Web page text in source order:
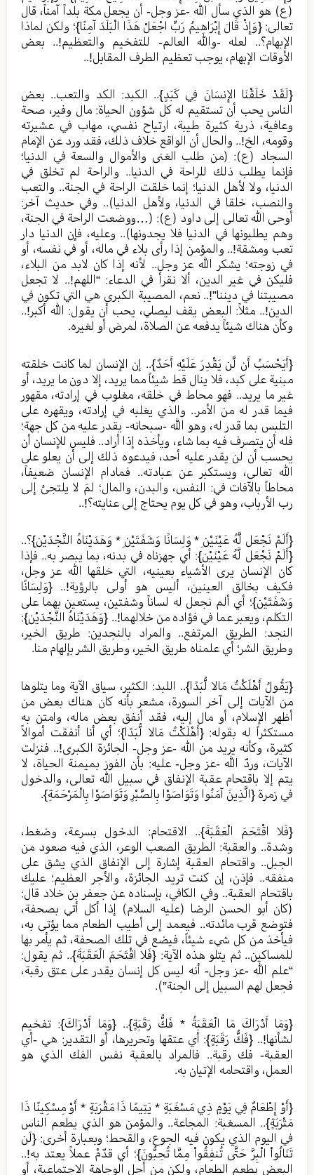
(ع) هو الذي سأل الله -عز وجل- أن يجعل مكة بلداً آمناً، قال
تعالى: {وَإِذْ قَالَ إِبْرَاهِيمُ رَبِّ اجْعَلْ هَذَا الْبَلَدَ آمِنًا}؛ ولكن لماذا
الإبهام؟.. لعله -والله العالم- للتفخيم والتعظيم!.. بعض
الأوقات الإبهام، يوجب تعظيم الطرف المقابل!..
{لَقَدْ خَلَقْنَا الإِنسَانَ فِي كَبَدٍ}.. الكبد: الكد والتعب.. بعض
الناس يحب أن تستقيم له كل شؤون الحياة: مال وفير، صحة
وعافية، ذرية كثيرة طيبة، ارتياح نفسي، مهاب في عشيرته
وقومه، الخ!.. والحال أن الواقع خلاف ذلك، فقد ورد عن الإمام
السجاد (ع): (من طلب الغنى والأموال والسعة في الدنيا؛
فإنما يطلب ذلك للراحة في الدنيا.. والراحة لم تخلق في
الدنيا، ولا لأهل الدنيا؛ إنما خلقت الراحة في الجنة.. والتعب
والنصب، خلقا في الدنيا، ولأهل الدنيا).. وفي حديث آخر:
أوحى الله تعالى إلى داود (ع): (…ووضعت الراحة في الجنة،
وهم يطلبونها في الدنيا فلا يجدونها).. وعليه، فإن الدنيا دار
تعب ومشقة!.. والمؤمن إذا رأى بلاء في ماله، أو في نفسه، أو
في زوجته؛ يشكر الله عز وجل.. لأنه إذا كان لابد من البلاء،
فليكن في غير الدين، ألا نقرأ في الدعاء: “اللهم!.. لا تجعل
مصيبتنا في ديننا”!.. نعم، المصيبة الكبرى هي التي تكون في
الدين!.. مثلاً: البعض يقف ليصلي، يحب أن يقول: الله أكبر!..
وكأن هناك شيئاً يدفعه عن الصلاة، لمرض أو لغيره.
{أَيَحْسَبُ أَن لَّن يَقْدِرَ عَلَيْهِ أَحَدٌ}.. إن الإنسان لما كانت خلقته
مبنية على كبد، فلا ينال قط شيئاً مما يريد، إلا دون ما يريد، أو
غير ما يريد.. فهو محاط في خلقه، مغلوب في إرادته، مقهور
فيما قدر له من الأمر.. والذي يغلبه في إرادته، ويقهره على
التلبس بما قدر له، وهو الله -سبحانه- يقدر عليه من كل جهة؛
فله أن يتصرف فيه بما شاء، ويأخذه إذا أراد.. فليس للإنسان أن
يحسب أن لن يقدر عليه أحد، فيدعوه ذلك إلى أن يعلو على
الله تعالى، ويستكبر عن عبادته.. فمادام الإنسان ضعيفاً،
محاطاً بالآفات في: النفس، والبدن، والمال؛ لمَ لا يلتجئ إلى
رب الأرباب، وهو في كل يوم يحتاج إلى عنايته؟!..
{أَلَمْ نَجْعَل لَّهُ عَيْنَيْنِ * وَلِسَانًا وَشَفَتَيْنِ * وَهَدَيْنَاهُ النَّجْدَيْنِ}؟..
{أَلَمْ نَجْعَل لَّهُ عَيْنَيْنِ}: أي جهزناه في بدنه، بما يبصر به.. فإذا
كان الإنسان يرى الأشياء بعينيه، التي خلقها الله عز وجل،
فكيف بخالق العينين، أليس هو أولى بالرؤية!.. {وَلِسَانًا
وَشَفَتَيْنِ}؛ أي ألم نجعل له لساناً وشفتين، يستعين بهما على
التكلم، ويعبر عما في فؤاده من خلالهما!.. {وَهَدَيْنَاهُ النَّجْدَيْنِ}:
النجد: الطريق المرتفع.. والمراد بالنجدين: طريق الخير،
وطريق الشر؛ أي علمناه طريق الخير، وطريق الشر بإلهام منا.
{يَقُولُ أَهْلَكْتُ مَالا لُّبَدًا}.. اللبد: الكثير، سياق الآية وما يتلوها
من الآيات إلى آخر السورة، مشعر بأنه كان هناك بعض من
أظهر الإسلام، أو مال إليه، فقد أنفق بعض ماله، وامتن به
مستكثراً له بقوله: {أَهْلَكْتُ مَالا لُّبَدًا}؛ أي أنا أنفقت أموالاً
كثيرة، وكأنه يريد من الله -عز وجل- الجائزة الكبرى!.. فنزلت
الآيات، وردّ الله -عز وجل- عليه: بأن الفوز بميمنة الحياة، لا
يتم إلا باقتحام عقبة الإنفاق في سبيل الله تعالى، والدخول
في زمرة {الَّذِينَ آمَنُوا وَتَوَاصَوْا بِالصَّبْرِ وَتَوَاصَوْا بِالْمَرْحَمَةِ}.
{فَلا اقْتَحَمَ الْعَقَبَةَ}.. الاقتحام: الدخول بسرعة، وضغط،
وشدة.. والعقبة: الطريق الصعب الوعر، الذي فيه صعود من
الجبل.. واقتحام العقبة إشارة إلى الإنفاق الذي يشق على
منفقه.. فإذن، إن كنت تريد الجائزة، والأجر العظيم؛ عليك
باقتحام العقبة.. وفي الكافي، بإسناده عن جعفر بن خلاد قال:
(كان أبو الحسن الرضا (عليه السلام) إذا أكل أتي بصحفة،
فتوضع قرب مائدته.. فيعمد إلى أطيب الطعام مما يؤتى به،
فيأخذ من كل شيء شيئاً، فيضع في تلك الصحفة، ثم يأمر بها
للمساكين.. ثم يتلو هذه الآية: {فَلا اقْتَحَمَ الْعَقَبَةَ}.. ثم يقول:
“علم الله -عز وجل- أنه ليس كل إنسان يقدر على عتق رقبة،
فجعل لهم السبيل إلى الجنة”).
{وَمَا أَدْرَاكَ مَا الْعَقَبَةُ * فَكُّ رَقَبَةٍ}.. {وَمَا أَدْرَاكَ}: تفخيم
لشأنها!.. {فَكُّ رَقَبَةٍ}: أي عتقها وتحريرها، أو التقدير: هي -أي
العقبة- فك رقبة.. فالمراد بالعقبة نفس الفك الذي هو
العمل، واقتحامه الإتيان به.
{أَوْ إِطْعَامٌ فِي يَوْمٍ ذِي مَسْغَبَةٍ * يَتِيمًا ذَا مَقْرَبَةٍ * أَوْ مِسْكِينًا ذَا
مَتْرَبَةٍ}.. المسغبة: المجاعة.. والمؤمن هو الذي يطعم الناس
في اليوم الذي يكون فيه الجوع، والقحط؛ وبعبارة أخرى: {لَن
تَنَالُواْ الْبِرَّ حَتَّى تُنفِقُواْ مِمَّا تُحِبُّونَ}؛ أي قدّمْ عملاً يعتد به!..
البعض يطعم الطعام، ولكن من أجل الوجاهة الاجتماعية، أو